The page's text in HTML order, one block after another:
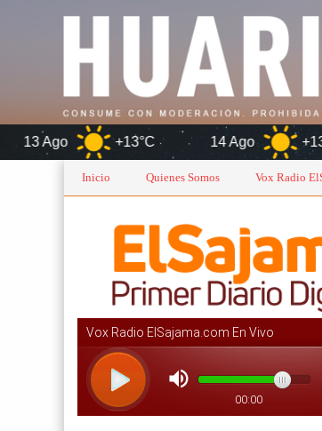
+13°C 14 Ago +13°C
Inicio Quienes Somos Vox Radio